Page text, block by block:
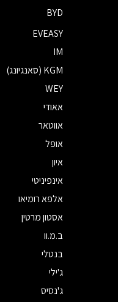
BYD
EVEASY
IM
KGM (סאנגיונג)
WEY
אאודי
אווטאר
אופל
איון
אינפיניטי
אלפא רומיאו
אסטון מרטין
ב.מ.וו
בנטלי
ג'ילי
ג'נסיס